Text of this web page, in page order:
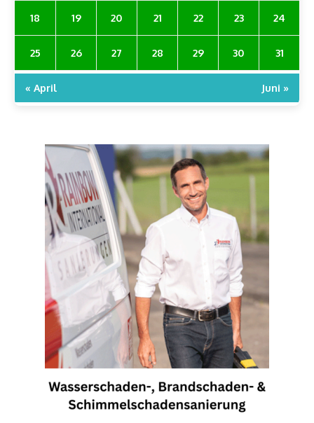
18 19 20 21 22 23 24
25 26 27 28 29 30 31
« April Juni »